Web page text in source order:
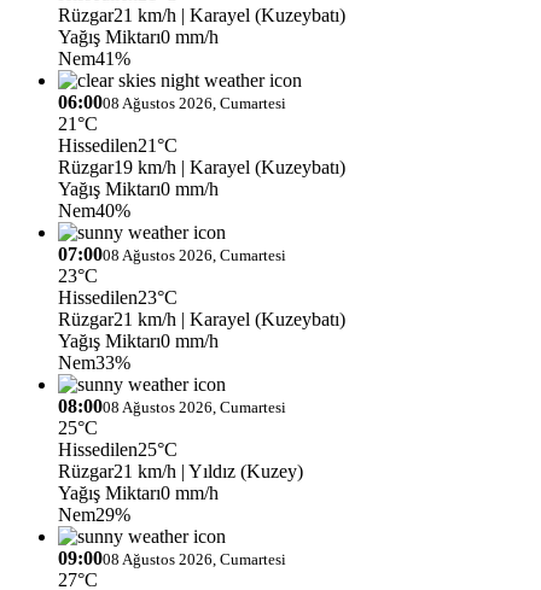
Rüzgar21 km/h | Karayel (Kuzeybatı)
Yağış Miktarı0 mm/h
Nem41%
06:0008 Ağustos 2026, Cumartesi
21°C
Hissedilen21°C
Rüzgar19 km/h | Karayel (Kuzeybatı)
Yağış Miktarı0 mm/h
Nem40%
07:0008 Ağustos 2026, Cumartesi
23°C
Hissedilen23°C
Rüzgar21 km/h | Karayel (Kuzeybatı)
Yağış Miktarı0 mm/h
Nem33%
08:0008 Ağustos 2026, Cumartesi
25°C
Hissedilen25°C
Rüzgar21 km/h | Yıldız (Kuzey)
Yağış Miktarı0 mm/h
Nem29%
09:0008 Ağustos 2026, Cumartesi
27°C